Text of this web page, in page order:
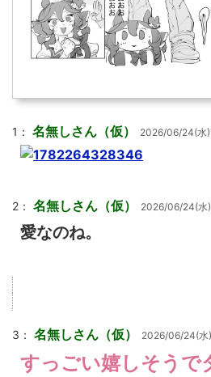
1： 名無しさん（仮） 2026/06/24(水
2： 名無しさん（仮） 2026/06/24(水
愛なのね。
3： 名無しさん（仮） 2026/06/24(水
すっごい嬉しそうで